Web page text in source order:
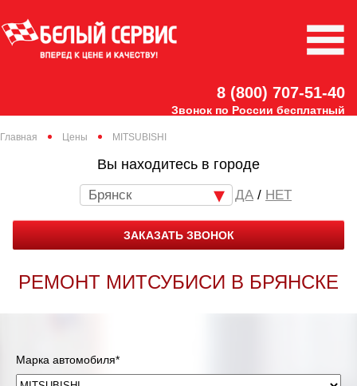
8 (800) 707-51-40
Звонок по России бесплатный
Главная Цены MITSUBISHI
Вы находитесь в городе
Брянск / НЕТ
ЗАКАЗАТЬ ЗВОНОК
РЕМОНТ МИТСУБИСИ В БРЯНСКЕ
Марка автомобиля*